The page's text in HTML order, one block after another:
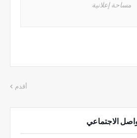
مساحة إعلانية
أقدم
الاجتماعي